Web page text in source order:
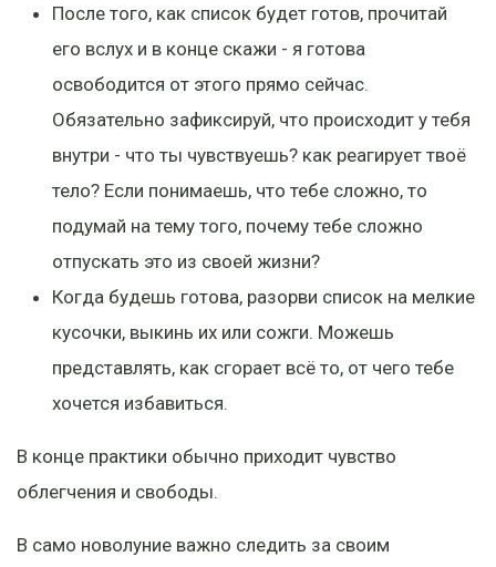
После того, как список будет готов, прочитай
его вслух и в конце скажи - я готова
освободится от этого прямо сейчас.
Обязательно зафиксируй, что происходит у тебя
внутри - что ты чувствуешь? как реагирует твоё
тело? Если понимаешь, что тебе сложно, то
подумай на тему того, почему тебе сложно
отпускать это из своей жизни?
Когда будешь готова, разорви список на мелкие
кусочки, выкинь их или сожги. Можешь
представлять, как сгорает всё то, от чего тебе
хочется избавиться.
В конце практики обычно приходит чувство
облегчения и свободы.
В само новолуние важно следить за своим